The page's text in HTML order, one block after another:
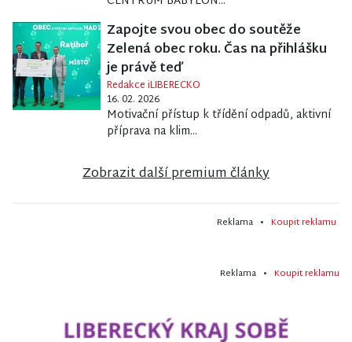
Zapojte svou obec do soutěže
Zelená obec roku. Čas na přihlášku
je právě teď
Redakce iLIBERECKO
16. 02. 2026
Motivační přístup k třídění odpadů, aktivní
příprava na klim...
Zobrazit další premium články
Reklama • Koupit reklamu
Reklama • Koupit reklamu